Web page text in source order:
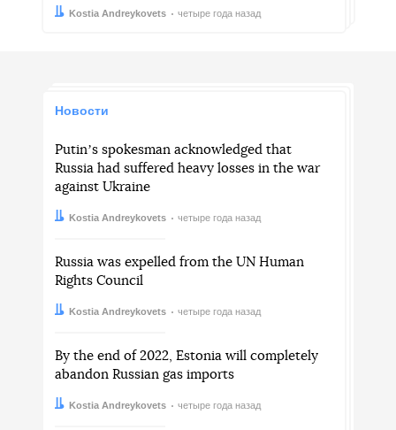
Автор:Kostia Andreykovets
Дата: четыре года назад
Новости
Putinʼs spokesman acknowledged that
Russia had suffered heavy losses in the war
against Ukraine
Автор:Kostia Andreykovets
Дата: четыре года назад
Russia was expelled from the UN Human
Rights Council
Автор:Kostia Andreykovets
Дата: четыре года назад
By the end of 2022, Estonia will completely
abandon Russian gas imports
Автор:Kostia Andreykovets
Дата: четыре года назад